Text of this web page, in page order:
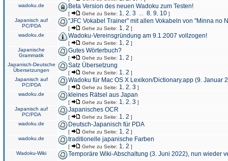
wadoku.de
Beta Version des neuen Wadoku zum Testen!
[ Gehe zu Seite: 1 2 3 8 9 10 ]
Japanisch auf
PC/PDA
"JFC Vokabel Trainer" mit allen Vokabeln von "Minna no
[ Gehe zu Seite: 1 2 ]
wadoku.de
Wadoku-Vereinsgründung am 9.1.2007 vollzogen!
[ Gehe zu Seite: 1 2 ]
Japanische
Grammatik
Gutes Wörterbuch?
[ Gehe zu Seite: 1 2 ]
Japanisch-Deutsche
Übersetzungen
Satz Übersetzung
[ Gehe zu Seite: 1 2 ]
Japanisch auf
PC/PDA
Wadoku für Mac OS X Lexikon/Dictionary.app (9. Januar
[ Gehe zu Seite: 1 2 3 ]
wadoku.de
kleines Rätsel aus Japan
[ Gehe zu Seite: 1 2 3 ]
Japanisch auf
PC/PDA
Japanisches OCR
[ Gehe zu Seite: 1 2 ]
wadoku.de
Deutsch-Japanisch für PDA
[ Gehe zu Seite: 1 2 ]
wadoku.de
traditionelle japanische Farben
[ Gehe zu Seite: 1 2 ]
Wadoku-Wiki
Temporäre Wiki-Abschaltung (3. Juni 2022), nun wieder